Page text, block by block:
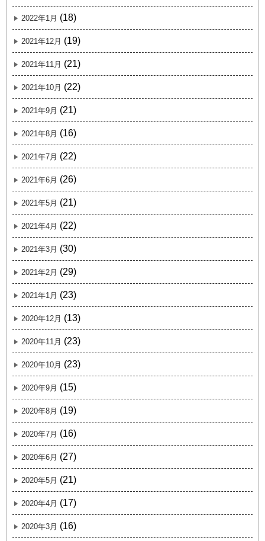
2022年1月 (18)
2021年12月 (19)
2021年11月 (21)
2021年10月 (22)
2021年9月 (21)
2021年8月 (16)
2021年7月 (22)
2021年6月 (26)
2021年5月 (21)
2021年4月 (22)
2021年3月 (30)
2021年2月 (29)
2021年1月 (23)
2020年12月 (13)
2020年11月 (23)
2020年10月 (23)
2020年9月 (15)
2020年8月 (19)
2020年7月 (16)
2020年6月 (27)
2020年5月 (21)
2020年4月 (17)
2020年3月 (16)